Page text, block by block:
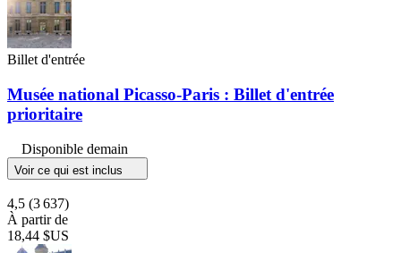
Billet d'entrée
Musée national Picasso-Paris : Billet d'entrée
prioritaire
Disponible demain
Voir ce qui est inclus
4,5 (3 637)
À partir de
18,44 $US